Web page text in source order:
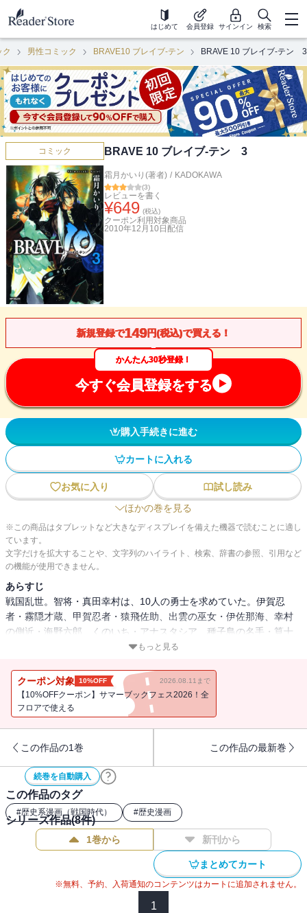
はじめて 会員登録 サインイン 検索
ク 男性コミック BRAVE10 ブレイブ-テン BRAVE 10 ブレイブ-テン 3
コミック BRAVE 10 ブレイブ-テン 3
霜月かいり(著者) / KADOKAWA
(3)
レビューを書く
¥649 (税込)
クーポン利用対象商品
2010年12月10日 配信
新規登録で149円(税込)で買える！
かんたん30秒登録！
今すぐ会員登録をする
購入手続きに進む
カートに入れる
お気に入り
試し読み
ほかの巻を見る
※この商品はタブレットなど大きなディスプレイを備えた機器で読むことに適し
ています。
文字だけを拡大することや、文字列のハイライト、検索、辞書の参照、引用など
の機能が使用できません。
あらすじ
戦国乱世。智将・真田幸村は、10人の勇士を求めていた。伊賀忍
者・霧隠才蔵、甲賀忍者・猿飛佐助、出雲の巫女・伊佐那海、幸村
の側近・海野六郎、くのいち・アナスタシア、種子島の名手・筧十
蔵―――。現在勇士は6名。そして、出雲で絶体絶命のピンチを迎え
もっと見る
クーポン対象 10%OFF 2026.08.11まで
【10%OFFクーポン】サマーブックフェス2026！全
フロアで使える
この作品の1巻 この作品の最新巻
続巻を自動購入
この作品のタグ
#歴史系漫画（戦国時代） #歴史漫画
シリーズ作品(8件)
1巻から 新刊から
まとめてカート
※無料、予約、入荷通知のコンテンツはカートに追加されません。
1